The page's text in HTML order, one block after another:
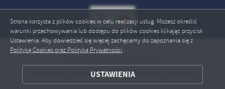
Strona korzysta z plików cookies w celu realizacji usług. Możesz określić
warunki przechowywania lub dostępu do plików cookies klikając przycisk
Ustawienia. Aby dowiedzieć się więcej zachęcamy do zapoznania się z
Polityką Cookies oraz Polityką Prywatności.
USTAWIENIA
ZAPISZ WYBRANE
2ClickPortal® - Portale nowej generacji